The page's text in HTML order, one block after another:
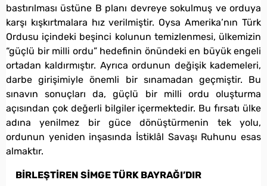
bastırılması üstüne B planı devreye sokulmuş ve orduya
karşı kışkırtmalara hız verilmiştir. Oysa Amerika’nın Türk
Ordusu içindeki beşinci kolunun temizlenmesi, ülkemizin
“güçlü bir milli ordu” hedefinin önündeki en büyük engeli
ortadan kaldırmıştır. Ayrıca ordunun değişik kademeleri,
darbe girişimiyle önemli bir sınamadan geçmiştir. Bu
sınavın sonuçları da, güçlü bir milli ordu oluşturma
açısından çok değerli bilgiler içermektedir. Bu fırsatı ülke
adına yenilmez bir güce dönüştürmenin tek yolu,
ordunun yeniden inşasında İstiklâl Savaşı Ruhunu esas
almaktır.
BİRLEŞTİREN SİMGE TÜRK BAYRAĞI’DIR